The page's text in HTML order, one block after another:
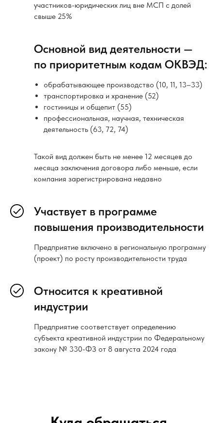
участников-юридических лиц вне МСП с долей
свыше 25%
Основной вид деятельности —
по приоритетным кодам ОКВЭД:
обрабатывающее производство (10, 11, 13–33)
транспортировка и хранение (52)
гостиницы и общепит (55)
профессиональная, научная, техническая
деятельность (63, 72, 74)
Такой вид должен быть не менее 12 месяцев до
месяца заключения договора либо меньше, если
компания зарегистрирована недавно
Участвует в программе
повышения производительности
Предприятие включено в региональную программу
(проект) по росту производительности труда
Относится к креативной
индустрии
Предприятие соответствует определению
субъекта креативной индустрии по Федеральному
закону № 330-ФЗ от 8 августа 2024 года